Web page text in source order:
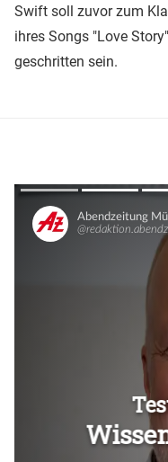
Swift soll zuvor zum
ihres Songs "Love
geschritten sein.